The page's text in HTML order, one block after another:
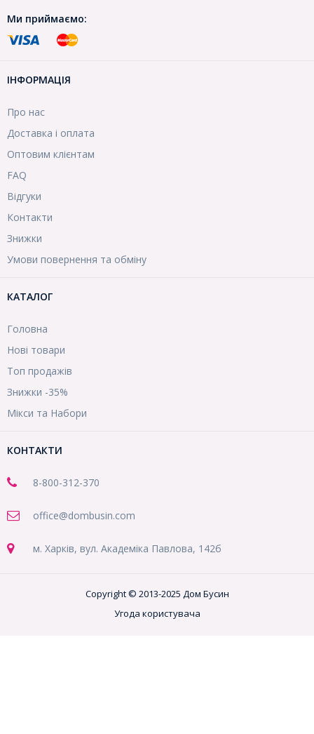
Ми приймаємо:
ІНФОРМАЦІЯ
Про нас
Доставка і оплата
Оптовим клієнтам
FAQ
Відгуки
Контакти
Знижки
Умови повернення та обміну
КАТАЛОГ
Головна
Нові товари
Топ продажів
Знижки -35%
Мікси та Набори
КОНТАКТИ
8-800-312-370
office@dombusin.com
м. Харків, вул. Академіка Павлова, 142б
Copyright © 2013-2025 Дом Бусин
Угода користувача